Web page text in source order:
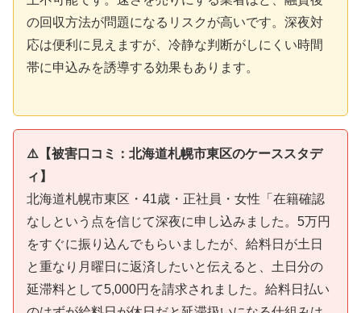
の回収方法が問題になるリスクが高いです。深夜対
応は便利に見えますが、冷静な判断がしにくい時間
帯に申込みを誘導する効果もあります。
⚠️【被害口コミ：北海道札幌市東区のケーススタデ
ィ】
北海道札幌市東区・41歳・正社員・女性「在籍確認
なしという点を信じて深夜に申し込みました。5万円
をすぐに振り込んでもらいましたが、給料日が土日
と重なり月曜日に返済したいと伝えると、土日分の
延滞料として5,000円を請求されました。給料日払い